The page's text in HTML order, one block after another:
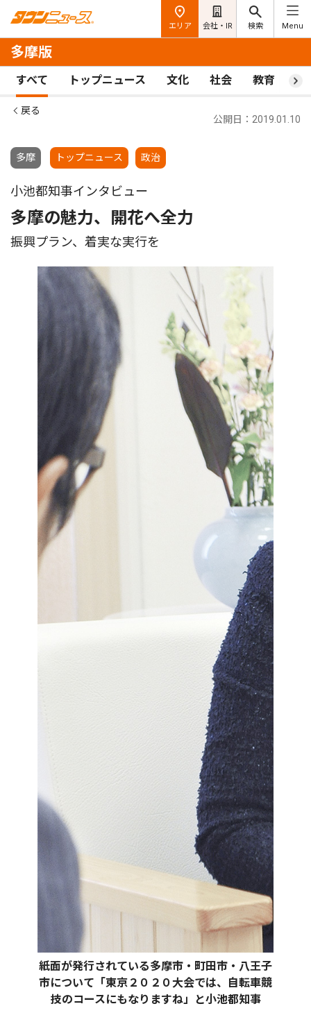
エリア 会社・IR 検索 Menu
多摩版
すべて トップニュース 文化 社会 教育 ス
戻る
多摩 トップニュース 政治
公開日：2019.01.10
小池都知事インタビュー
多摩の魅力、開花へ全力
振興プラン、着実な実行を
紙面が発行されている多摩市・町田市・八王子
市について「東京２０２０大会では、自転車競
技のコースにもなりますね」と小池都知事